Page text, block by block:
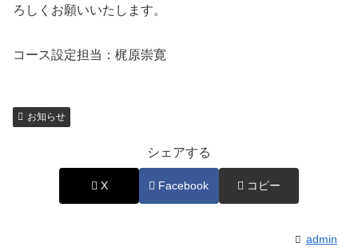
ろしくお願いいたします。
コース設定担当：梶原崇寛
お知らせ
シェアする
X Facebook コピー
admin